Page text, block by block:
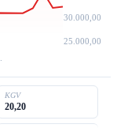
30.000,00
25.000,00
KGV
20,20